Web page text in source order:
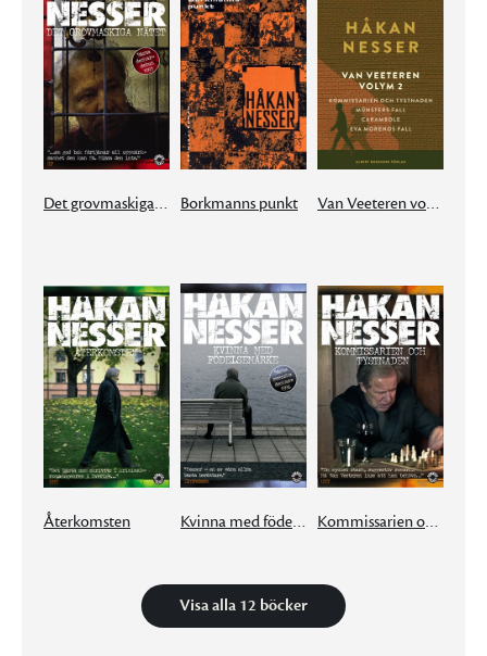
Det grovmaskiga nätet Borkmanns punkt Van Veeteren volym 2
Återkomsten Kvinna med födelsemärke Kommissarien och tystnaden
Visa alla 12 böcker